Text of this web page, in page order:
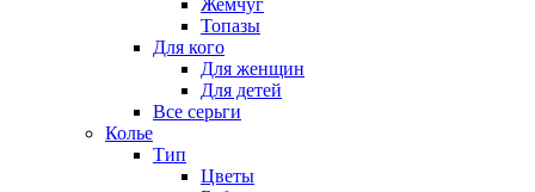
Жемчуг
Топазы
Для кого
Для женщин
Для детей
Все серьги
Колье
Тип
Цветы